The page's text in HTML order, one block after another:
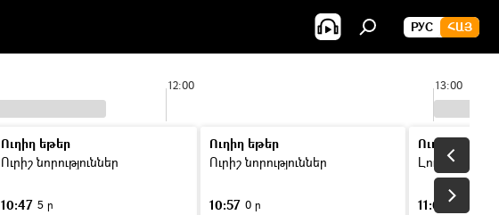
РУС ՀԱՅ
12:00 13:00
Ուղիղ եթեր
Ուրիշ նորություններ
10:47 5 ր
Ուղիղ եթեր
Ուրիշ նորություններ
10:57 0 ր
Ուղիղ եթեր
Լուրեր
11:00